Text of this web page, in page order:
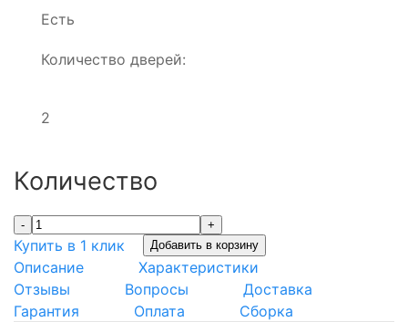
Есть
Количество дверей:
2
Количество
- +
Купить в 1 клик Добавить в корзину
Описание
Характеристики
Отзывы
Вопросы
Доставка
Гарантия
Оплата Сборка